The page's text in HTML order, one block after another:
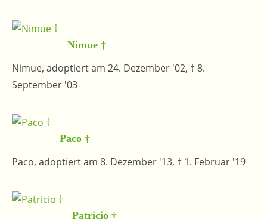
Nimue †
Nimue, adoptiert am 24. Dezember '02, † 8.
September '03
Paco †
Paco, adoptiert am 8. Dezember '13, † 1. Februar '19
Patricio †